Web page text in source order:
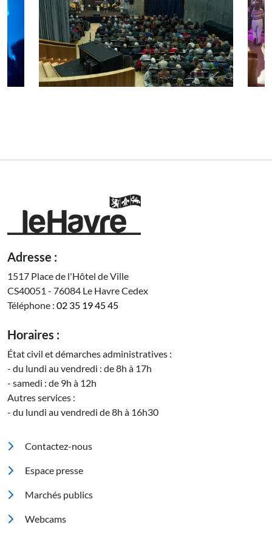
Adresse :
1517 Place de l'Hôtel de Ville
CS40051 - 76084 Le Havre Cedex
Téléphone : 02 35 19 45 45
Horaires :
État civil et démarches administratives :
- du lundi au vendredi : de 8h à 17h
- samedi : de 9h à 12h
Autres services :
- du lundi au vendredi de 8h à 16h30
Pied de page
Contactez-nous
Espace presse
Marchés publics
Footer 2
Webcams